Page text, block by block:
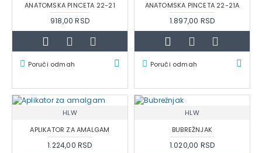
ANATOMSKA PINCETA 22-21
918,00 RSD
Poruči odmah
ANATOMSKA PINCETA 22-21A
1.897,00 RSD
Poruči odmah
HLW
APLIKATOR ZA AMALGAM
1.224,00 RSD
HLW
BUBREŽNJAK
1.020,00 RSD